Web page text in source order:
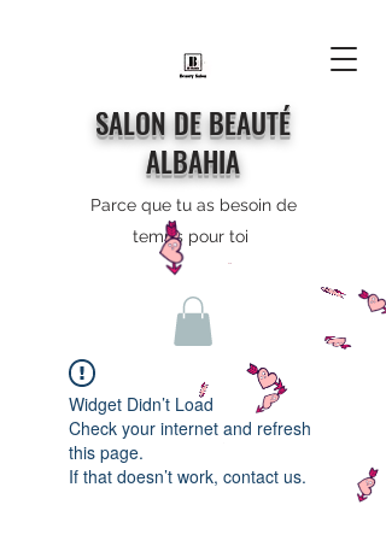
SALON DE BEAUTÉ
ALBAHIA
Parce que tu as besoin de
temps pour toi
Widget Didn’t Load
Check your internet and refresh
this page.
If that doesn’t work, contact us.